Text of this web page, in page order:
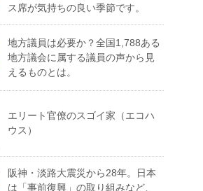
ス席が気持ちの良い季節です。
地方議員は必要か？全国1,788ある
地方議会に属する議員の声から見
えるものとは。
エリート官僚のスゴイ家（エコハ
ウス）
阪神・淡路大震災から28年。日本
は「事前復興」の取り組みなど、